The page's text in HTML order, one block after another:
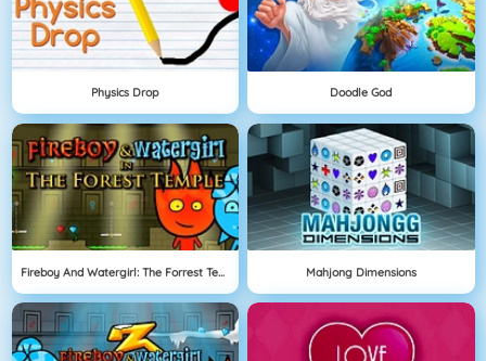
Physics Drop Doodle God
Fireboy And Watergirl: The Forrest Temple Mahjong Dimensions